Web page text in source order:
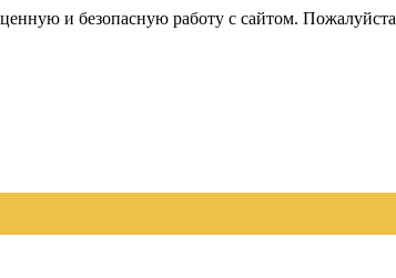
и безопасную работу с сайтом. Пожалуйста